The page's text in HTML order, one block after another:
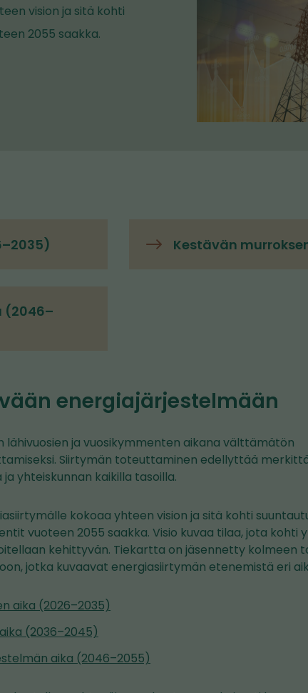
vision ja sitä kohti
2055 saakka.
Kestävän
(2046–
energiajärjestelmään
lähivuosien ja vuosikymmenten aikana välttämätön
Siirtymän toteuttaminen edellyttää
yhteiskunnan kaikilla tasoilla.
kokoaa yhteen vision ja sitä kohti
vuoteen 2055 saakka. Visio kuvaa tilaa, jota kohti
kehittyvän. Tiekartta on jäsennetty kolmeen
jotka kuvaavat energiasiirtymän etenemistä eri
aika (2026–2035)
(2036–2045)
aika (2046–2055)